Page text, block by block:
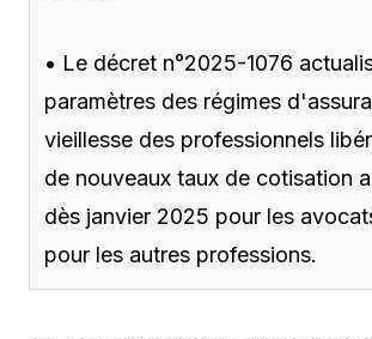
• Le décret n°2025-1076
paramètres des régimes
vieillesse des professionnels
de nouveaux taux de cotisation
dès janvier 2025 pour les
pour les autres professions.